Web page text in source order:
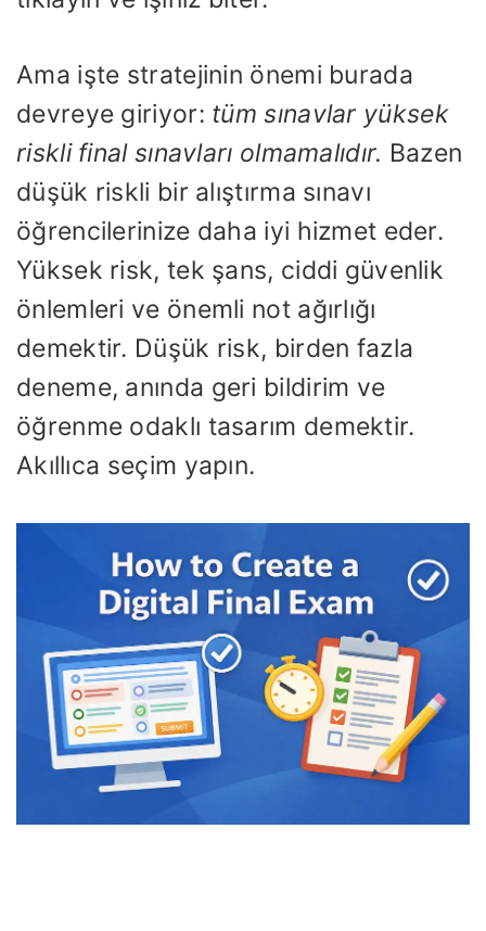
Ama işte stratejinin önemi burada
devreye giriyor: tüm sınavlar yüksek
riskli final sınavları olmamalıdır. Bazen
düşük riskli bir alıştırma sınavı
öğrencilerinize daha iyi hizmet eder.
Yüksek risk, tek şans, ciddi güvenlik
önlemleri ve önemli not ağırlığı
demektir. Düşük risk, birden fazla
deneme, anında geri bildirim ve
öğrenme odaklı tasarım demektir.
Akıllıca seçim yapın.